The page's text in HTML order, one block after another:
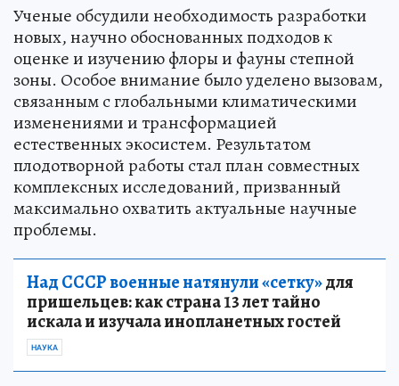
Ученые обсудили необходимость разработки
новых, научно обоснованных подходов к
оценке и изучению флоры и фауны степной
зоны. Особое внимание было уделено вызовам,
связанным с глобальными климатическими
изменениями и трансформацией
естественных экосистем. Результатом
плодотворной работы стал план совместных
комплексных исследований, призванный
максимально охватить актуальные научные
проблемы.
Над СССР военные натянули «сетку»для
пришельцев: как страна 13 лет тайно
искала и изучала инопланетных гостей
НАУКА